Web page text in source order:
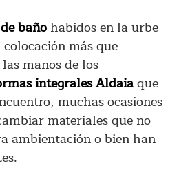
baño habidos en la urbe
más que
manos de los
integrales Aldaiaque
muchas ocasiones
materiales que no
ambientación o bien han